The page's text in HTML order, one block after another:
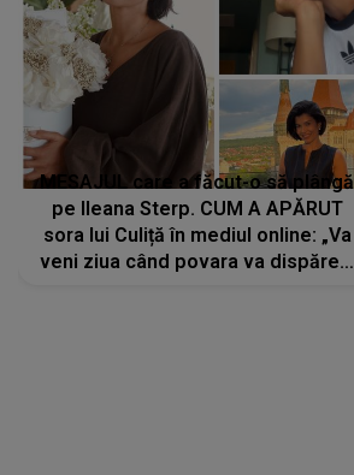
MESAJUL care a făcut-o să plângă
pe Ileana Sterp. CUM A APĂRUT
sora lui Culiță în mediul online: „Va
veni ziua când povara va dispărea,